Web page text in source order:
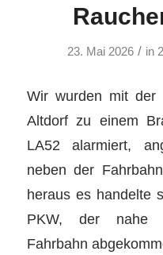
23. Mai 2026 / in
Wir wurden mit der
Altdorf zu einem
LA52 alarmiert,
neben der
heraus es handelte
PKW, der nahe
Fahrbahn